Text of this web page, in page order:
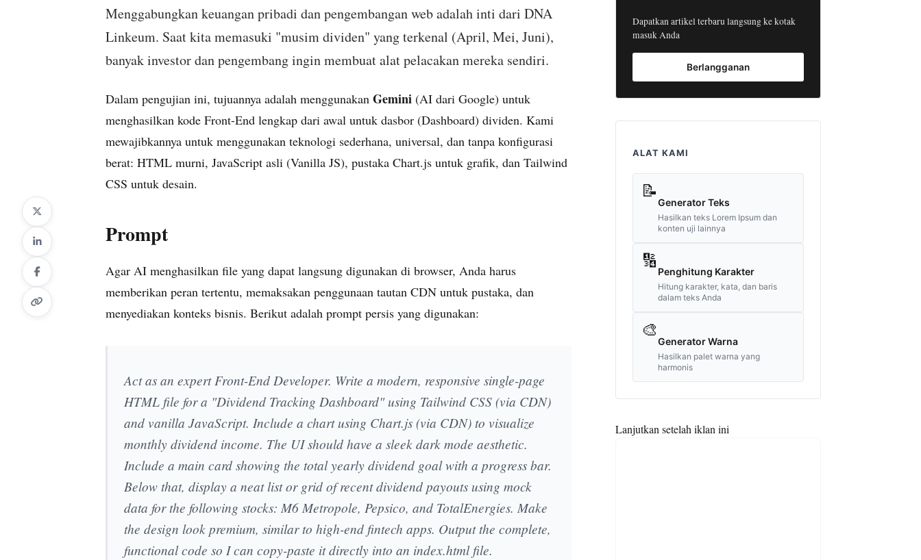
Menggabungkan keuangan pribadi dan pengembangan web adalah inti dari DNA
Linkeum. Saat kita memasuki "musim dividen" yang terkenal (April, Mei, Juni),
banyak investor dan pengembang ingin membuat alat pelacakan mereka sendiri.
Dalam pengujian ini, tujuannya adalah menggunakan Gemini (AI dari Google) untuk
menghasilkan kode Front-End lengkap dari awal untuk dasbor (Dashboard) dividen. Kami
mewajibkannya untuk menggunakan teknologi sederhana, universal, dan tanpa konfigurasi
berat: HTML murni, JavaScript asli (Vanilla JS), pustaka Chart.js untuk grafik, dan Tailwind
CSS untuk desain.
Prompt
Agar AI menghasilkan file yang dapat langsung digunakan di browser, Anda harus
memberikan peran tertentu, memaksakan penggunaan tautan CDN untuk pustaka, dan
menyediakan konteks bisnis. Berikut adalah prompt persis yang digunakan:
Act as an expert Front-End Developer. Write a modern, responsive single-page
HTML file for a "Dividend Tracking Dashboard" using Tailwind CSS (via CDN)
and vanilla JavaScript. Include a chart using Chart.js (via CDN) to visualize
monthly dividend income. The UI should have a sleek dark mode aesthetic.
Include a main card showing the total yearly dividend goal with a progress bar.
Below that, display a neat list or grid of recent dividend payouts using mock
data for the following stocks: M6 Metropole, Pepsico, and TotalEnergies. Make
the design look premium, similar to high-end fintech apps. Output the complete,
functional code so I can copy-paste it directly into an index.html file.
Dapatkan artikel terbaru langsung ke kotak
masuk Anda
Berlangganan
ALAT KAMI
📝
Generator Teks
Hasilkan teks Lorem Ipsum dan
konten uji lainnya
🔢
Penghitung Karakter
Hitung karakter, kata, dan baris
dalam teks Anda
🎨
Generator Warna
Hasilkan palet warna yang
harmonis
Lanjutkan setelah iklan ini